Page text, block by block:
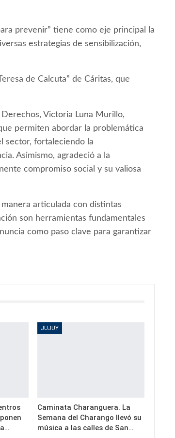
prevenir” tiene como eje principal la
estrategias de sensibilización,
de Calcuta” de Cáritas, que
Victoria Luna Murillo,
permiten abordar la problemática
sector, fortaleciendo la
Asimismo, agradeció a la
compromiso social y su valiosa
articulada con distintas
son herramientas fundamentales
como paso clave para garantizar
JUJUY
Caminata Charanguera. La
Semana del Charango llevó su
música a las calles de San…